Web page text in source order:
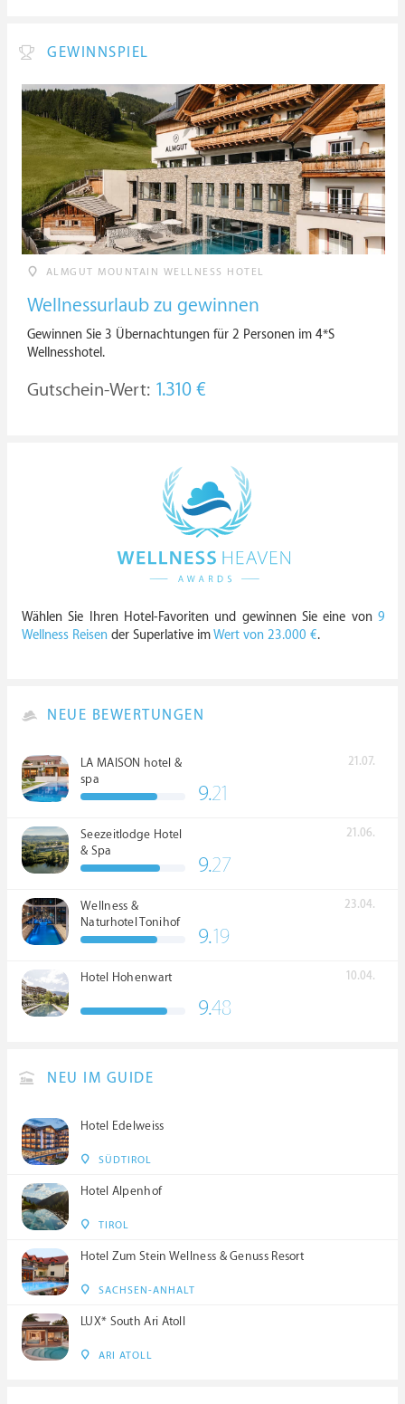
GEWINNSPIEL
ALMGUT MOUNTAIN WELLNESS HOTEL
Wellnessurlaub zu gewinnen
Gewinnen Sie 3 Übernachtungen für 2 Personen im 4*S
Wellnesshotel.
Gutschein-Wert: 1.310 €
Wählen Sie Ihren Hotel-Favoriten und gewinnen Sie eine von 9
Wellness Reisen der Superlative imWert von 23.000 €.
NEUE BEWERTUNGEN
LA MAISON hotel &
spa
21.07.
9.21
Seezeitlodge Hotel
& Spa
21.06.
9.27
Wellness &
Naturhotel Tonihof
****S
23.04.
9.19
Hotel Hohenwart 10.04.
9.48
NEU IM GUIDE
Hotel Edelweiss
SÜDTIROL
Hotel Alpenhof
TIROL
Hotel Zum Stein Wellness & Genuss Resort
SACHSEN-ANHALT
LUX* South Ari Atoll
ARI ATOLL